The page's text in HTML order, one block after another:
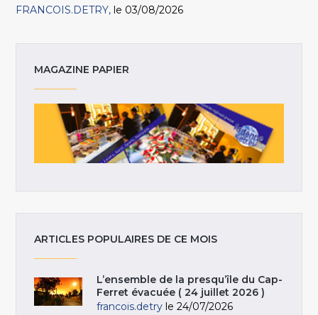
FRANCOIS.DETRY le 03/08/2026
MAGAZINE PAPIER
ARTICLES POPULAIRES DE CE MOIS
L’ensemble de la presqu’île du Cap-
Ferret évacuée ( 24 juillet 2026 )
francois.detry le 24/07/2026